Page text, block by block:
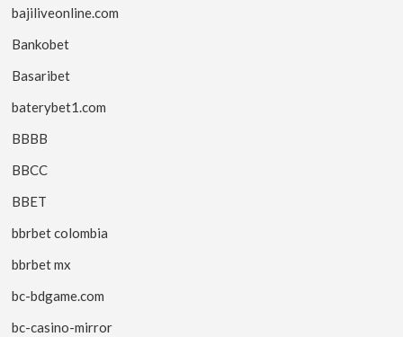
bajiliveonline.com
Bankobet
Basaribet
baterybet1.com
BBBB
BBCC
BBET
bbrbet colombia
bbrbet mx
bc-bdgame.com
bc-casino-mirror